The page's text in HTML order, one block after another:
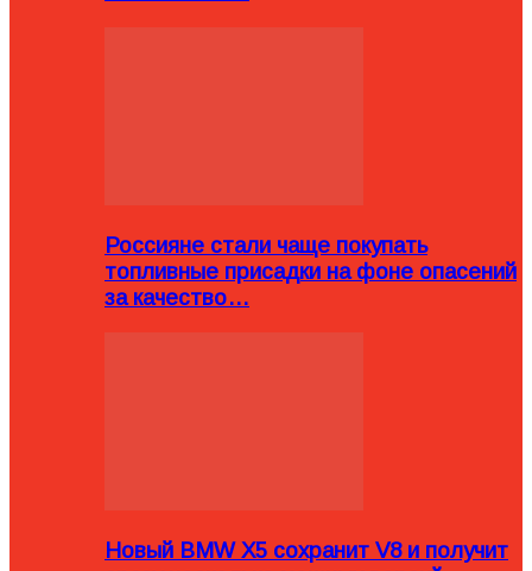
Россияне стали чаще покупать
топливные присадки на фоне опасений
за качество…
Новый BMW X5 сохранит V8 и получит